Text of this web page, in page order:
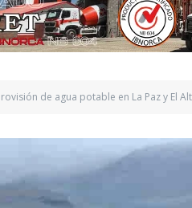
de agua potable en La Paz y El